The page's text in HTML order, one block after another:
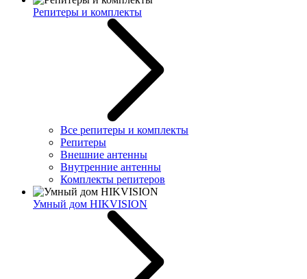
Репитеры и комплекты
Все репитеры и комплекты
Репитеры
Внешние антенны
Внутренние антенны
Комплекты репитеров
Умный дом HIKVISION